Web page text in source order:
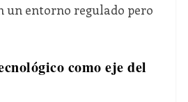
un entorno regulado pero
como eje del